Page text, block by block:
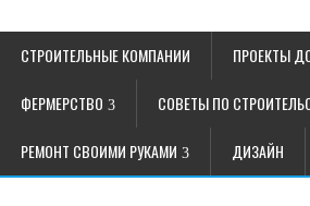
СТРОИТЕЛЬНЫЕ КОМПАНИИ ПРОЕКТЫ
ФЕРМЕРСТВО СОВЕТЫ ПО
РЕМОНТ СВОИМИ РУКАМИ ДИЗАЙН